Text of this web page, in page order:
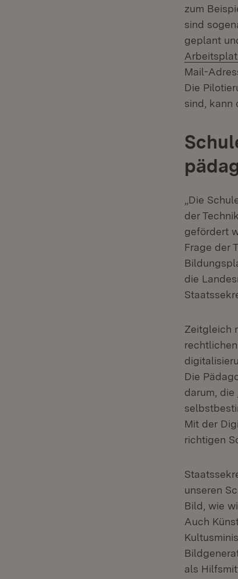
zum
sind
geplant
Mail-
Die
sind, kann
„Die
der
gefördert
Frage der
die
Zeitgleich
Die
darum,
Mit der
richtigen
unseren
Bild, wie
Auch
als